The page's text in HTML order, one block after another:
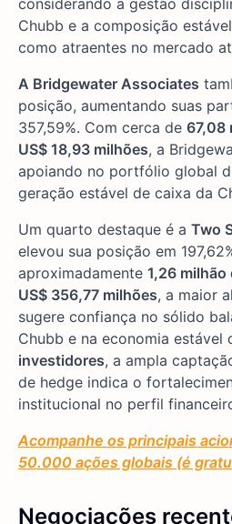
Chubb e a composição
como atraentes no mercado
A Bridgewater Associates
posição, aumentando suas
357,59%. Com cerca de 67,08
US$ 18,93 milhões, a
apoiando no portfólio global
geração estável de caixa da
Um quarto destaque é a Two
elevou sua posição em
aproximadamente 1,26 milhão
US$ 356,77 milhões, a maior
sugere confiança no sólido
Chubb e na economia estável
investidores, a ampla
de hedge indica o
institucional no perfil
Acompanhe os principais
50.000 ações globais (é
Negociações